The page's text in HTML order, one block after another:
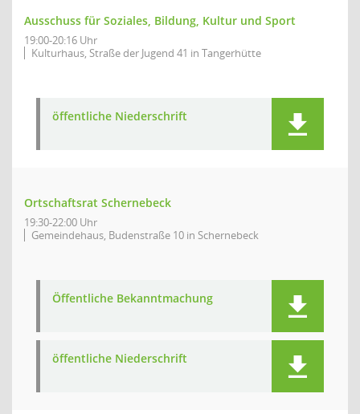
Ausschuss für Soziales, Bildung, Kultur und Sport
19:00-20:16 Uhr
Kulturhaus, Straße der Jugend 41 in Tangerhütte
öffentliche Niederschrift
Ortschaftsrat Schernebeck
19:30-22:00 Uhr
Gemeindehaus, Budenstraße 10 in Schernebeck
Öffentliche Bekanntmachung
öffentliche Niederschrift